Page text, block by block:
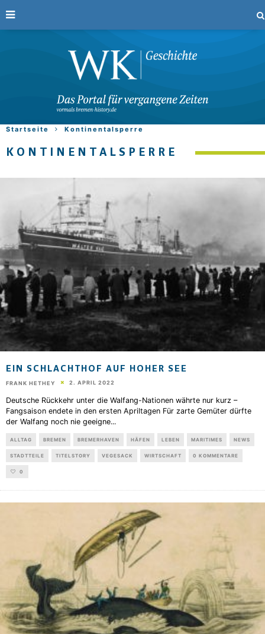
Startseite Kontinentalsperre
KONTINENTALSPERRE
EIN SCHLACHTHOF AUF HOHER SEE
FRANK HETHEY 2. APRIL 2022
Deutsche Rückkehr unter die Walfang-Nationen währte nur kurz –
Fangsaison endete in den ersten Apriltagen Für zarte Gemüter dürfte
der Walfang noch nie geeigne...
ALLTAG BREMEN BREMERHAVEN HÄFEN LEBEN MARITIMES NEWS
STADTTEILE TITELSTORY VEGESACK WIRTSCHAFT 0 KOMMENTARE
0